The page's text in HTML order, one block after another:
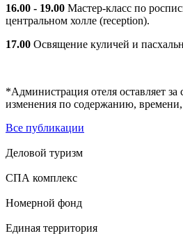
16.00 - 19.00 Мастер-класс по
центральном холле (reception).
17.00 Освящение куличей и
*Администрация отеля оставляет за
изменения по содержанию,
Все публикации
Деловой туризм
СПА комплекс
Номерной фонд
Единая территория